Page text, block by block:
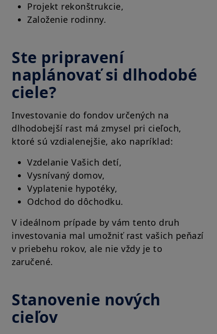
Projekt rekonštrukcie,
Založenie rodinny.
Ste pripravení
naplánovať si dlhodobé
ciele?
Investovanie do fondov určených na
dlhodobejší rast má zmysel pri cieľoch,
ktoré sú vzdialenejšie, ako napríklad:
Vzdelanie Vašich detí,
Vysnívaný domov,
Vyplatenie hypotéky,
Odchod do dôchodku.
V ideálnom prípade by vám tento druh
investovania mal umožniť rast vašich peňazí
v priebehu rokov, ale nie vždy je to
zaručené.
Stanovenie nových
cieľov